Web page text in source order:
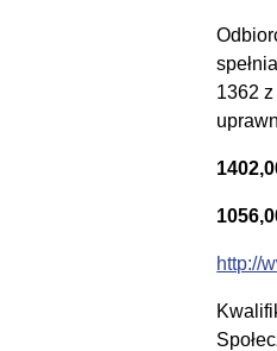
1362
http://